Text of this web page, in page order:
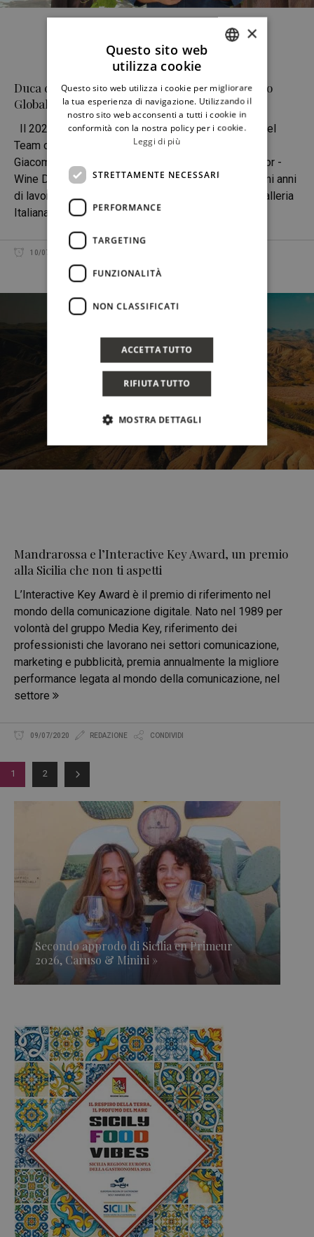
Duca di Salaparuta, Giacomo Tarquini è il nuovo
Global Marketing Director
Il 2020 si apre con un nuovo importante ingresso nel
Team delle aziende Duca di Salaparuta. Da Gennaio,
Giacomo Tarquini è il nuovo Global Marketing Director -
Wine Division del Gruppo ILLVA Saronno. Dopo alcuni anni
di lavoro nel Gruppo Zenit e nella Società RCR Cristalleria
Italiana S.p.A.,
10/07/2020
Mandrarossa e l’Interactive Key Award, un premio
alla Sicilia che non ti aspetti
L’Interactive Key Award è il premio di riferimento nel
mondo della comunicazione digitale. Nato nel 1989 per
volontà del gruppo Media Key, riferimento dei
professionisti che lavorano nei settori comunicazione,
marketing e pubblicità, premia annualmente la migliore
performance legata al mondo della comunicazione, nel
settore
09/07/2020 REDAZIONE CONDIVIDI
1 2
Secondo approdo di Sicilia en Primeur
2026, Caruso & Minini »
ENGLISH
×
Questo sito web
utilizza cookie
Questo sito web utilizza i cookie per migliorare
la tua esperienza di navigazione. Utilizzando il
nostro sito web acconsenti a tutti i cookie in
conformità con la nostra policy per i cookie.
Leggi di più
STRETTAMENTE NECESSARI
PERFORMANCE
TARGETING
FUNZIONALITÀ
NON CLASSIFICATI
ACCETTA TUTTO
RIFIUTA TUTTO
MOSTRA DETTAGLI